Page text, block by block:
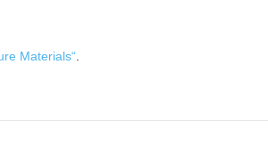
Materials“